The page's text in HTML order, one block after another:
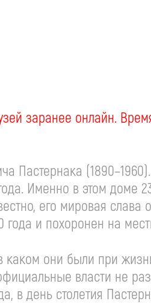
заранее онлайн.
Пастернака
Именно в этом доме
его мировая слава
года и похоронен на
каком они были при
власти не
в день столетия